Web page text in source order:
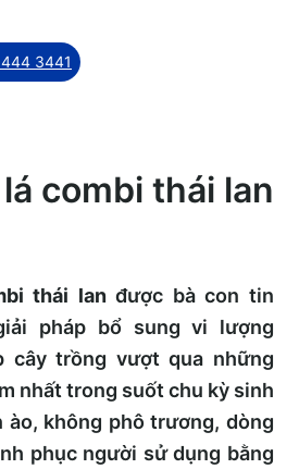
3441
combi thái lan
thái lanđược bà con tin
pháp bổ sung vi lượng
cây trồng vượt qua những
nhất trong suốt chu kỳ sinh
ào, không phô trương, dòng
phục người sử dụng bằng